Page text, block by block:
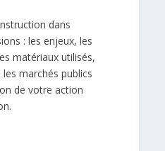
dans
: les enjeux, les
matériaux utilisés,
les marchéspublics
de votre action